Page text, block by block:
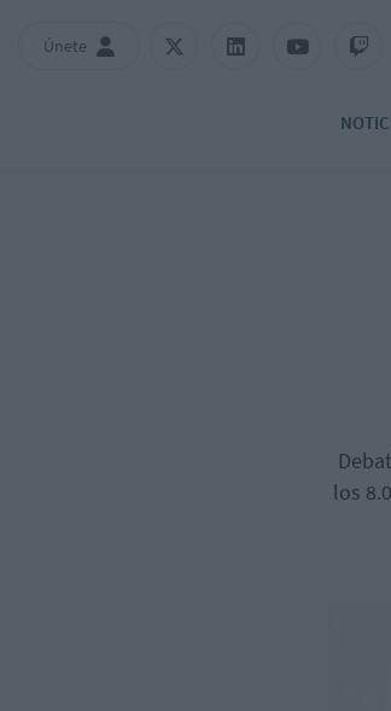
Únete
los